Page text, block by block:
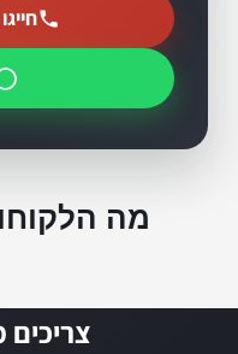
מה
צריכים